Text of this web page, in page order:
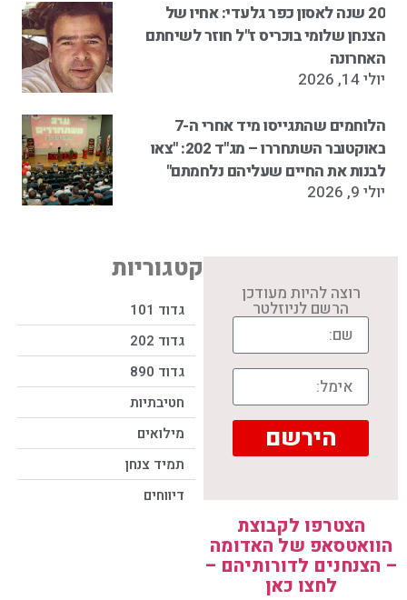
20 שנה לאסון כפר גלעדי: אחיו של
הצנחן שלומי בוכריס ז"ל חוזר לשיחתם
האחרונה
יולי 14, 2026
הלוחמים שהתגייסו מיד אחרי ה-7
באוקטובר השתחררו – מג"ד 202: "צאו
לבנות את החיים שעליהם נלחמתם"
יולי 9, 2026
קטגוריות
גדוד 101
גדוד 202
גדוד 890
חטיבתיות
מילואים
תמיד צנחן
דיווחים
רוצה להיות מעודכן
הרשם לניוזלטר
הירשם
הצטרפו לקבוצת
הוואטסאפ של האדומה
– הצנחנים לדורותיהם –
לחצו כאן